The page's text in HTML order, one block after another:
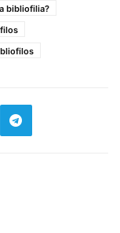
bibliofilia?